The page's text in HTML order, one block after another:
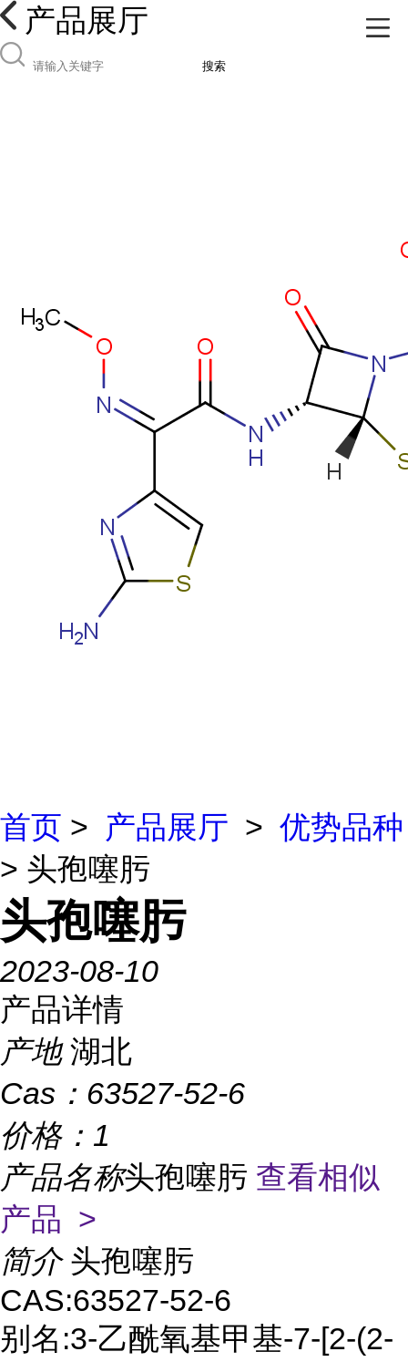
产品展厅
搜索
首页 > 产品展厅 > 优势品种
> 头孢噻肟
头孢噻肟
2023-08-10
产品详情
产地 湖北
Cas： 63527-52-6
价格： 1
产品名称头孢噻肟 查看相似
产品 >
简介 头孢噻肟
CAS:63527-52-6
别名:3-乙酰氧基甲基-7-[2-(2-